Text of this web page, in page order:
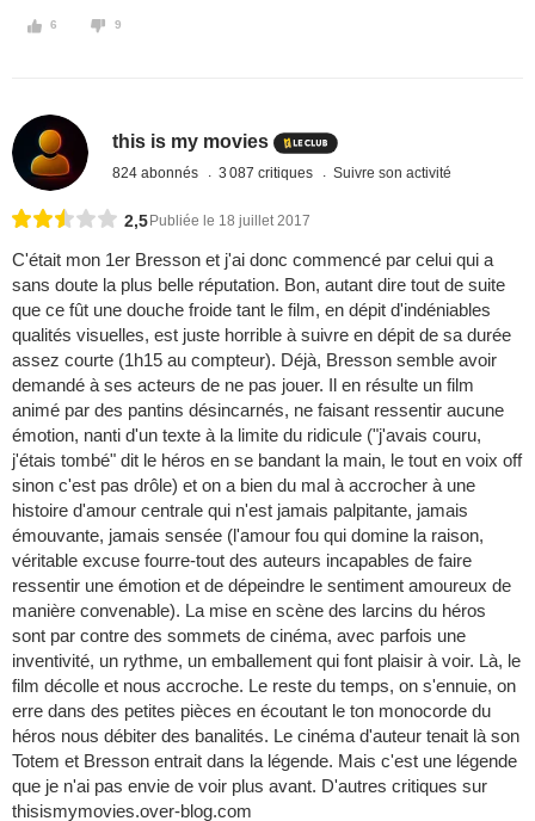
6 9
this is my movies
824 abonnés 3 087 critiques Suivre son activité
2,5 Publiée le 18 juillet 2017
C'était mon 1er Bresson et j'ai donc commencé par celui qui a
sans doute la plus belle réputation. Bon, autant dire tout de suite
que ce fût une douche froide tant le film, en dépit d'indéniables
qualités visuelles, est juste horrible à suivre en dépit de sa durée
assez courte (1h15 au compteur). Déjà, Bresson semble avoir
demandé à ses acteurs de ne pas jouer. Il en résulte un film
animé par des pantins désincarnés, ne faisant ressentir aucune
émotion, nanti d'un texte à la limite du ridicule ("j'avais couru,
j'étais tombé" dit le héros en se bandant la main, le tout en voix off
sinon c'est pas drôle) et on a bien du mal à accrocher à une
histoire d'amour centrale qui n'est jamais palpitante, jamais
émouvante, jamais sensée (l'amour fou qui domine la raison,
véritable excuse fourre-tout des auteurs incapables de faire
ressentir une émotion et de dépeindre le sentiment amoureux de
manière convenable). La mise en scène des larcins du héros
sont par contre des sommets de cinéma, avec parfois une
inventivité, un rythme, un emballement qui font plaisir à voir. Là, le
film décolle et nous accroche. Le reste du temps, on s'ennuie, on
erre dans des petites pièces en écoutant le ton monocorde du
héros nous débiter des banalités. Le cinéma d'auteur tenait là son
Totem et Bresson entrait dans la légende. Mais c'est une légende
que je n'ai pas envie de voir plus avant. D'autres critiques sur
thisismymovies.over-blog.com